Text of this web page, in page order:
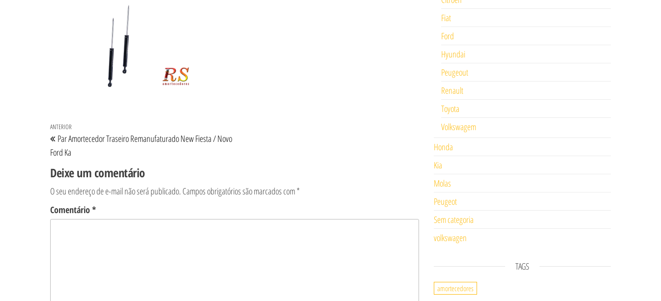
Navegação de Post
Post anterior
ANTERIOR
Par Amortecedor Traseiro Remanufaturado New Fiesta / Novo
Ford Ka
Deixe um comentário
O seu endereço de e-mail não será publicado. Campos obrigatórios são marcados com*
Comentário*
Fiat
Ford
Hyundai
Peugeout
Renault
Toyota
Volkswagem
Honda
Kia
Molas
Peugeot
Sem categoria
volkswagen
TAGS
amortecedores